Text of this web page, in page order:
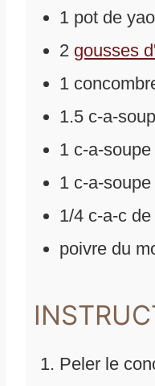
1 pot de
2 gousses
1
1.5 c-a-
1 c-a-
1 c-a-
1/4 c-a-c de
poivre du
Peler le